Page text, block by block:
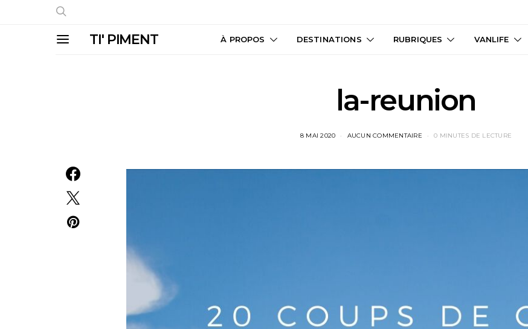
TI' PIMENT À PROPOS DESTINATIONS RUBRIQUES VANLIFE
la-reunion
8 MAI 2020 AUCUN COMMENTAIRE 0 MINUTES DE LECTURE